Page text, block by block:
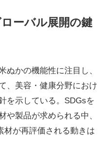
ーバル展開の鍵
ぬかの機能性に注目し、
、美容・健康分野におけ
を示している。SDGsを
や製品が求められる中、
材が再評価される動きは